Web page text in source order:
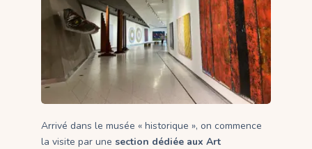
Arrivé dans le musée « historique », on commence
la visite par une section dédiée aux Art